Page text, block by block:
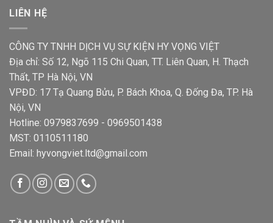
LIÊN HỆ
CÔNG TY TNHH DỊCH VỤ SỰ KIỆN HY VỌNG VIỆT
Địa chỉ: Số 12, Ngõ 115 Chi Quan, TT. Liên Quan, H. Thạch
Thất, TP Hà Nội, VN
VPĐD: 17 Tạ Quang Bửu, P. Bách Khoa, Q. Đống Đa, TP. Hà
Nội, VN
Hotline: 0979837699 - 0969501438
MST: 0110511180
Email: hyvongviet.ltd@gmail.com